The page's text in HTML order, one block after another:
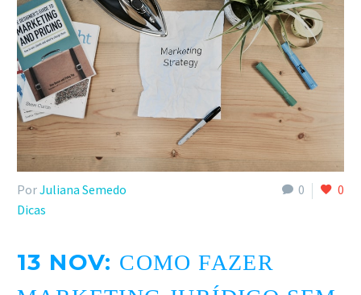
ACESSE
0
0
PorJuliana Semedo
Dicas
13 NOV: COMO FAZER